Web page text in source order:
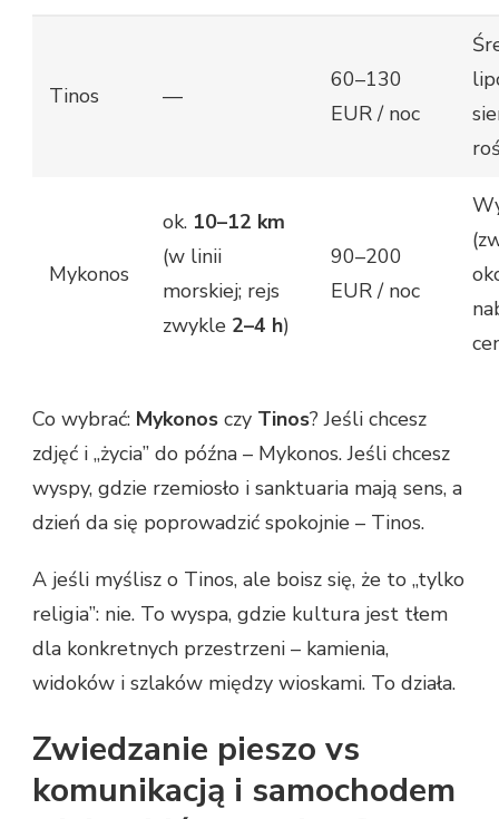
Tinos —
60–130
EUR / noc
Mykonos
ok. 10–12 km
(w linii
morskiej; rejs
zwykle 2–4 h)
90–200
EUR / noc
Co wybrać: Mykonos czy Tinos? Jeśli chcesz
zdjęć i „życia” do późna – Mykonos. Jeśli chcesz
wyspy, gdzie rzemiosło i sanktuaria mają sens, a
dzień da się poprowadzić spokojnie – Tinos.
A jeśli myślisz o Tinos, ale boisz się, że to „tylko
religia”: nie. To wyspa, gdzie kultura jest tłem
dla konkretnych przestrzeni – kamienia,
widoków i szlaków między wioskami. To działa.
Zwiedzanie pieszo vs
komunikacją i samochodem